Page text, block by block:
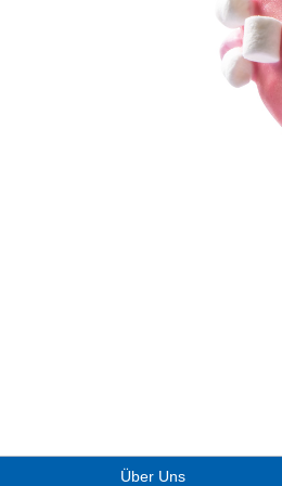
Über Uns